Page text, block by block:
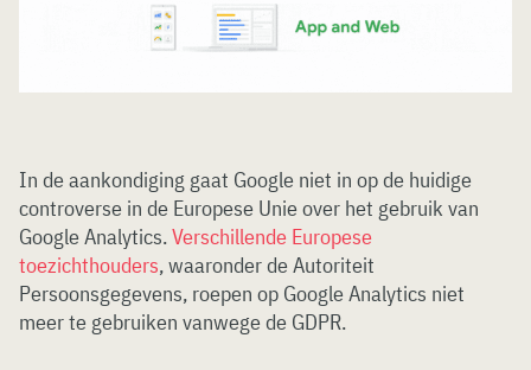
In de aankondiging gaat Google niet in op de huidige
controverse in de Europese Unie over het gebruik van
Google Analytics.Verschillende Europese
toezichthouders, waaronder de Autoriteit
Persoonsgegevens, roepen op Google Analytics niet
meer te gebruiken vanwege de GDPR.